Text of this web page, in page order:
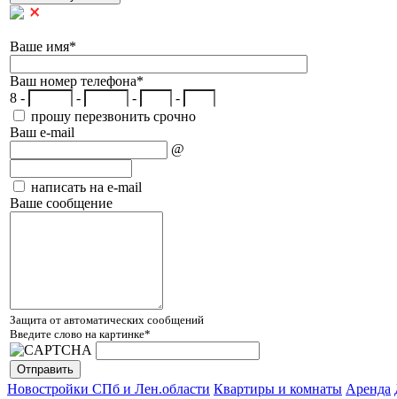
Ваше имя*
Ваш номер телефона*
8 -
- -
-
прошу перезвонить срочно
Ваш e-mail
@
написать на e-mail
Ваше сообщение
Защита от автоматических сообщений
Введите слово на картинке*
Новостройки СПб и Лен.области Квартиры и комнаты Аренда